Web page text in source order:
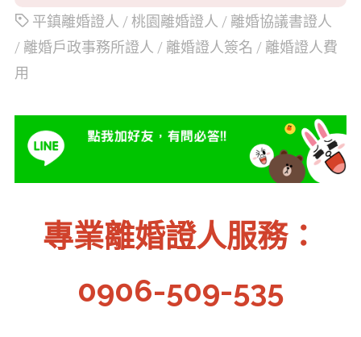
平鎮離婚證人 /桃園離婚證人 / 離婚協議書證人
/ 離婚戶政事務所證人 / 離婚證人簽名 / 離婚證人費
用
專業離婚證人服務：
0906-509-535